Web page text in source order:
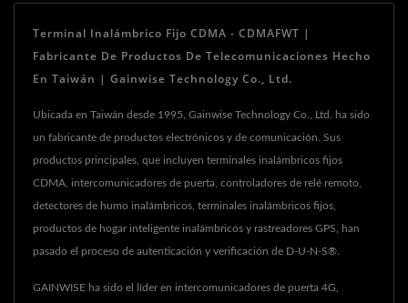
Terminal Inalámbrico Fijo CDMA - CDMAFWT |
Fabricante De Productos De Telecomunicaciones Hecho
En Taiwán | Gainwise Technology Co., Ltd.
Ubicada en Taiwán desde 1995, Gainwise Technology Co., Ltd. ha sido
un fabricante de productos electrónicos y de comunicación. Sus
productos principales, que incluyen terminales inalámbricos fijos
CDMA, intercomunicadores de puerta, controladores de relé remoto,
detectores de humo inalámbricos, terminales inalámbricos fijos,
productos de hogar inteligente inalámbricos y rastreadores GPS, han
pasado el proceso de autenticación y verificación de D-U-N-S®.
GAINWISE ha sido el líder en intercomunicadores de puerta 4G,